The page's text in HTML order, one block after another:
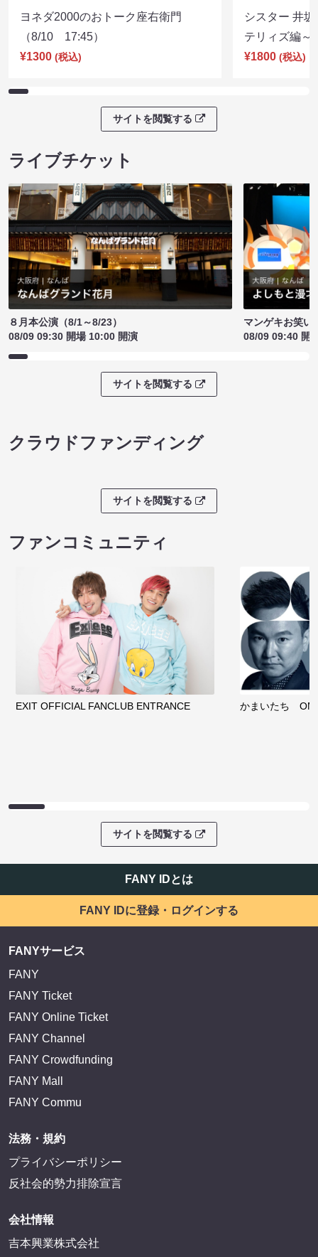
ヨネダ2000のおトーク座右衛門
（8/10 17:45）
¥1300 (税込)
シスター 井
テリィズ編
¥1800 (税込)
サイトを閲覧する
ライブチケット
８月本公演（8/1～8/23）
08/09 09:30 開場 10:00 開演
マンゲキお笑い
08/09 09:40 開
サイトを閲覧する
クラウドファンディング
サイトを閲覧する
ファンコミュニティ
EXIT OFFICIAL FANCLUB ENTRANCE かまいたち
サイトを閲覧する
FANY IDとは
FANY IDに登録・ログインする
FANYサービス
FANY
FANY Ticket
FANY Online Ticket
FANY Channel
FANY Crowdfunding
FANY Mall
FANY Commu
法務・規約
プライバシーポリシー
反社会的勢力排除宣言
会社情報
吉本興業株式会社